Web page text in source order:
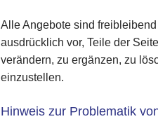
Alle Angebote sind
ausdrücklich vor, Teile der
verändern, zu ergänzen, zu
einzustellen.
Hinweis zur Problematik